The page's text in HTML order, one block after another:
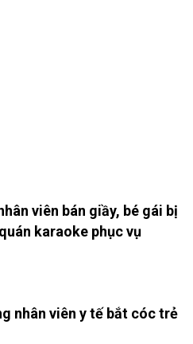
viên bán giầy, bé gái bị
karaoke phục vụ
nhân viên y tế bắt cóc trẻ